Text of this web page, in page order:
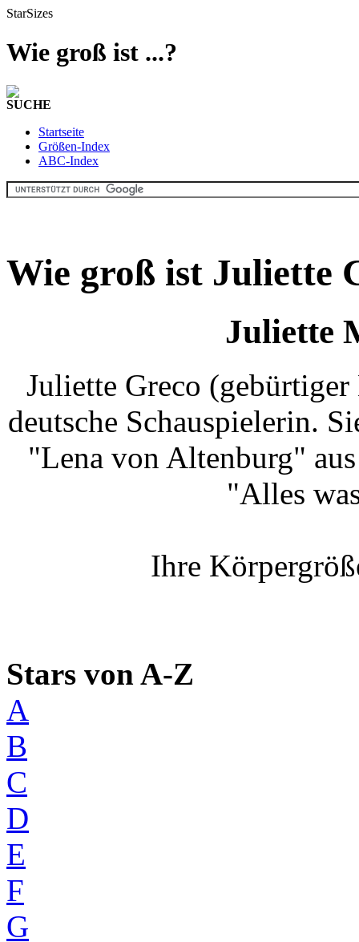
StarSizes
Wie groß ist ...?
SUCHE
Startseite
Größen-Index
ABC-Index
Wie groß ist Juliette
Juliette
Juliette Greco
deutsche Schauspielerin.
"Lena von Altenburg"
"Alles
Ihre
Stars von A-Z
A
B
C
D
E
F
G